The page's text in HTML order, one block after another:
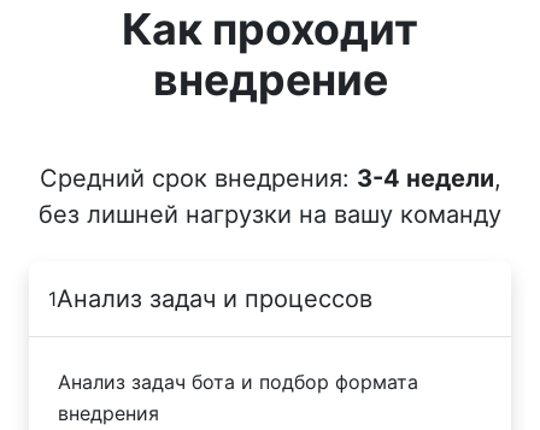
Как проходит
внедрение
Средний срок внедрения: 3-4 недели,
без лишней нагрузки на вашу команду
1Анализ задач и процессов
Анализ задач бота и подбор формата
внедрения